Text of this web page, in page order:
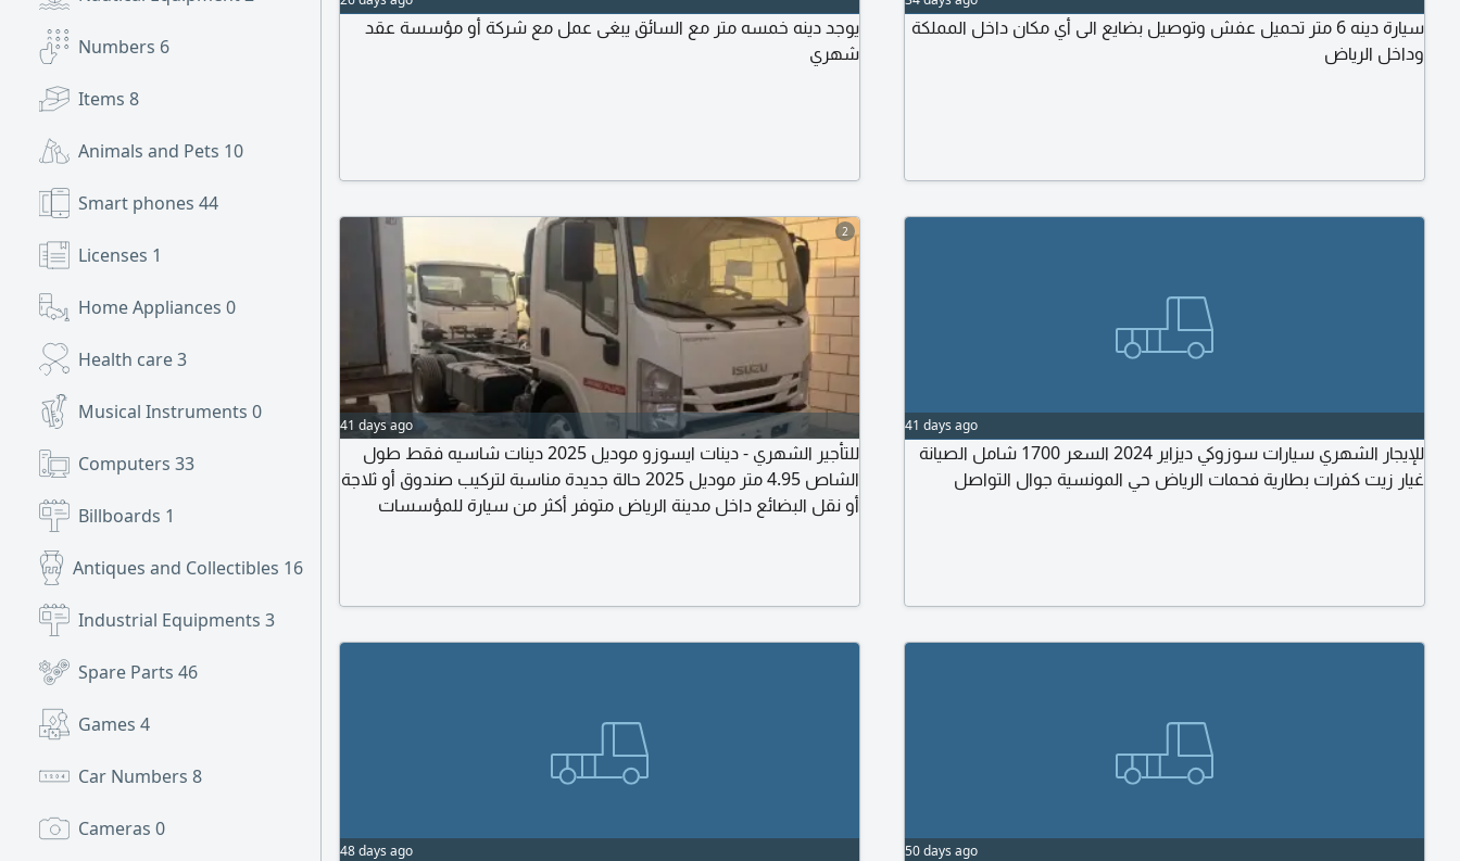
Numbers 6
Items 8
Animals and Pets 10
Smart phones 44
Licenses 1
Home Appliances 0
Health care3
Musical Instruments 0
Computers 33
Billboards 1
Antiques and Collectibles 16
Industrial Equipments 3
Spare Parts 46
Games 4
Car Numbers 8
Cameras 0
يوجد دينه خمسه متر مع السائق يبغى عمل مع شركة أو مؤسسة عقد
شهري
سيارة دينه 6 متر تحميل عفش وتوصيل بضايع الى أي مكان داخل المملكة
وداخل الرياض
2
41 days ago
للتأجير الشهري - دينات ايسوزو موديل 2025 دينات شاسيه فقط طول
الشاص 4.95 متر موديل 2025 حالة جديدة مناسبة لتركيب صندوق أو ثلاجة
أو نقل البضائع داخل مدينة الرياض متوفر أكثر من سيارة للمؤسسات
41 days ago
للإيجار الشهري سيارات سوزوكي ديزاير 2024 السعر 1700 شامل الصيانة
غيار زيت كفرات بطارية فحمات الرياض حي المونسية جوال التواصل
48 days ago 50 days ago